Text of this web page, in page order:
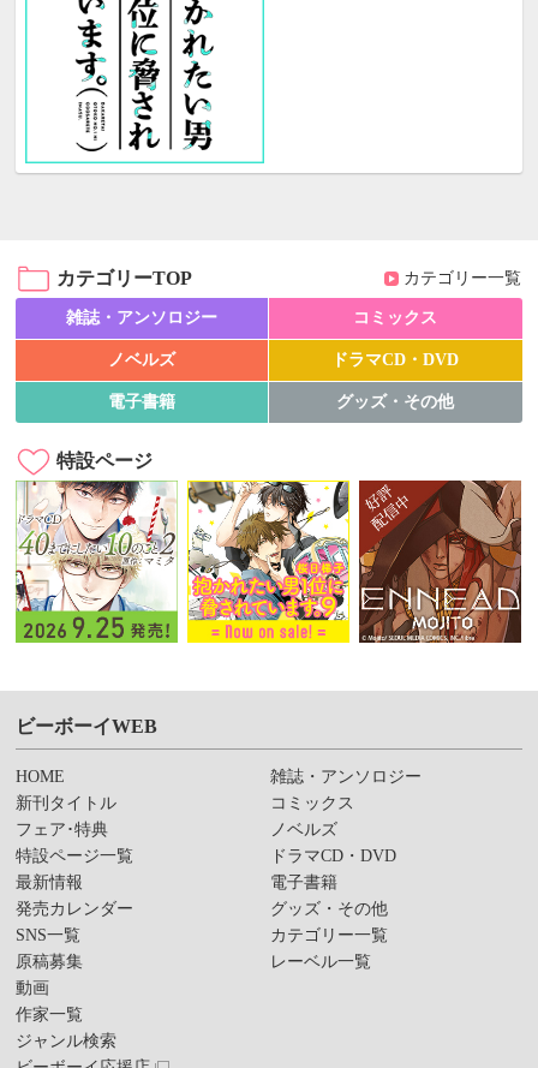
カテゴリーTOP カテゴリー一覧
雑誌・アンソロジー コミックス
ノベルズ ドラマCD・DVD
電子書籍 グッズ・その他
特設ページ
ビーボーイWEB
HOME
新刊タイトル
フェア･特典
特設ページ一覧
最新情報
発売カレンダー
SNS一覧
原稿募集
動画
作家一覧
ジャンル検索
雑誌・アンソロジー
コミックス
ノベルズ
ドラマCD・DVD
電子書籍
グッズ・その他
カテゴリー一覧
レーベル一覧